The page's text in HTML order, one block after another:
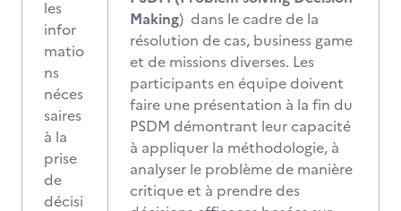
les
infor
matio
ns
néces
saires
à la
prise
de
décisi
Making) dans le cadre de la
résolution de cas, business game
et de missions diverses. Les
participants en équipe doivent
faire une présentation à la fin du
PSDM démontrant leur capacité
à appliquer la méthodologie, à
analyser le problème de manière
critique et à prendre des